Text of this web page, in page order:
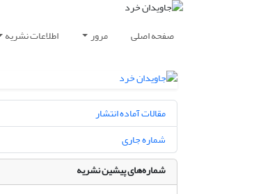
صفحه اصلی مرور اطلاعات نشریه
مقالات آماده انتشار
شماره جاری
شماره‌های پیشین نشریه